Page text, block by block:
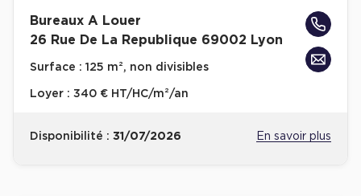
Bureaux A Louer
26 Rue De La Republique 69002 Lyon
Surface : 125 m², non divisibles
Loyer : 340 € HT/HC/m²/an
Disponibilité : 31/07/2026 En savoir plus